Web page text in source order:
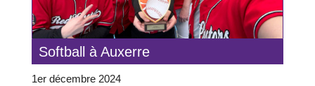
Softball à Auxerre
1er décembre 2024